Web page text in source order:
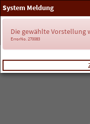
System Meldung
Die gewählte Vorstellung
ErrorNo. 270083